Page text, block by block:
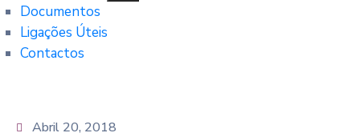
Documentos
Ligações Úteis
Contactos
Abril 20, 2018